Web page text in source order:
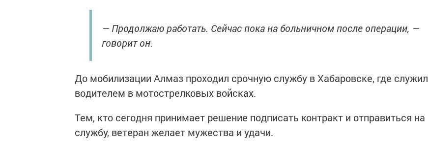
— Продолжаю работать. Сейчас пока на больничном после операции, —
говорит он.
До мобилизации Алмаз проходил срочную службу в Хабаровске, где служил
водителем в мотострелковых войсках.
Тем, кто сегодня принимает решение подписать контракт и отправиться на
службу, ветеран желает мужества и удачи.